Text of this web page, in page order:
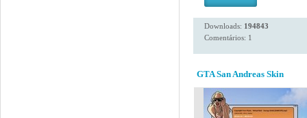
Downloads: 194843
Comentários: 1
GTA San Andreas Skin